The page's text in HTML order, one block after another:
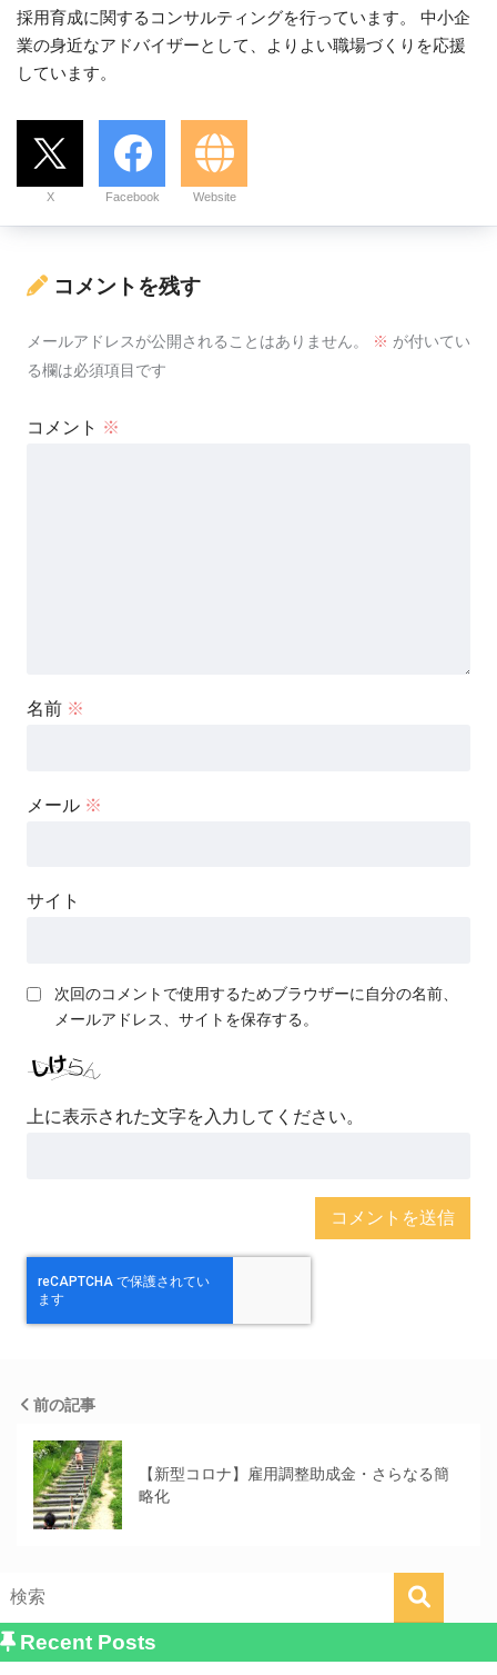
採用育成に関するコンサルティングを行っています。 中小企
業の身近なアドバイザーとして、よりよい職場づくりを応援
しています。
X Facebook Website
コメントを残す
メールアドレスが公開されることはありません。 ※ が付いてい
る欄は必須項目です
コメント ※
名前 ※
メール ※
サイト
次回のコメントで使用するためブラウザーに自分の名前、
メールアドレス、サイトを保存する。
上に表示された文字を入力してください。
前の記事
【新型コロナ】雇用調整助成金・さらなる簡
略化
Recent Posts